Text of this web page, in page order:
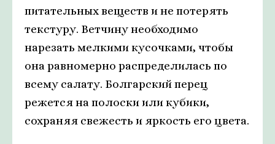
питательных веществ и не потерять
текстуру. Ветчину необходимо
нарезать мелкими кусочками, чтобы
она равномерно распределилась по
всему салату. Болгарский перец
режется на полоски или кубики,
сохраняя свежесть и яркость его цвета.